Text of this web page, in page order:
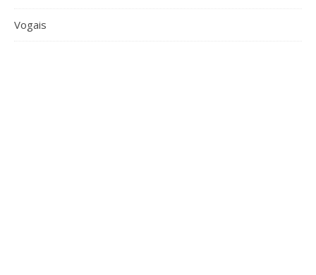
Vogais